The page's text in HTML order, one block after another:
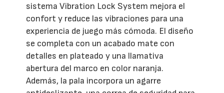
sistema Vibration Lock System mejora el
confort y reduce las vibraciones para una
experiencia de juego más cómoda. El diseño
se completa con un acabado mate con
detalles en plateado y una llamativa
abertura del marco en color naranja.
Además, la pala incorpora un agarre